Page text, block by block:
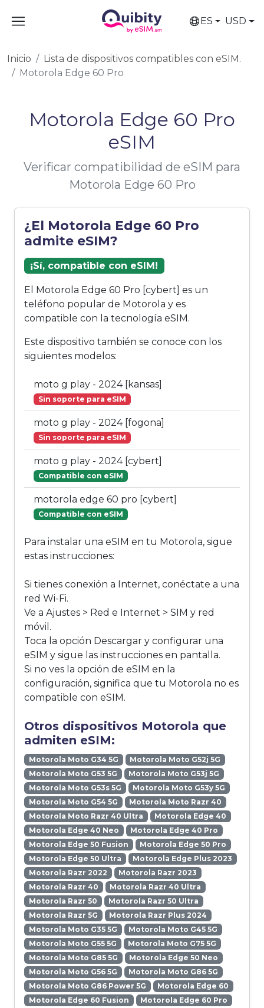
ES USD
Inicio
Lista de dispositivos compatibles con eSIM.
Motorola Edge 60 Pro
Motorola Edge 60 Pro
eSIM
Verificar compatibilidad de eSIM para
Motorola Edge 60 Pro
¿El Motorola Edge 60 Pro
admite eSIM?
¡Sí, compatible con eSIM!
El Motorola Edge 60 Pro [cybert] es un
teléfono popular de Motorola y es
compatible con la tecnología eSIM.
Este dispositivo también se conoce con los
siguientes modelos:
moto g play - 2024 [kansas]
Sin soporte para eSIM
moto g play - 2024 [fogona]
Sin soporte para eSIM
moto g play - 2024 [cybert]
Compatible con eSIM
motorola edge 60 pro [cybert]
Compatible con eSIM
Para instalar una eSIM en tu Motorola, sigue
estas instrucciones:
Si tienes conexión a Internet, conéctate a una
red Wi-Fi.
Ve a Ajustes > Red e Internet > SIM y red
móvil.
Toca la opción Descargar y configurar una
eSIM y sigue las instrucciones en pantalla.
Si no ves la opción de eSIM en la
configuración, significa que tu Motorola no es
compatible con eSIM.
Otros dispositivos Motorola que
admiten eSIM:
Motorola Moto G34 5G
Motorola Moto G52j 5G
Motorola Moto G53 5G
Motorola Moto G53j 5G
Motorola Moto G53s 5G
Motorola Moto G53y 5G
Motorola Moto G54 5G
Motorola Moto Razr 40
Motorola Moto Razr 40 Ultra
Motorola Edge 40
Motorola Edge 40 Neo
Motorola Edge 40 Pro
Motorola Edge 50 Fusion
Motorola Edge 50 Pro
Motorola Edge 50 Ultra
Motorola Edge Plus 2023
Motorola Razr 2022
Motorola Razr 2023
Motorola Razr 40
Motorola Razr 40 Ultra
Motorola Razr 50
Motorola Razr 50 Ultra
Motorola Razr 5G
Motorola Razr Plus 2024
Motorola Moto G35 5G
Motorola Moto G45 5G
Motorola Moto G55 5G
Motorola Moto G75 5G
Motorola Moto G85 5G
Motorola Edge 50 Neo
Motorola Moto G56 5G
Motorola Moto G86 5G
Motorola Moto G86 Power 5G
Motorola Edge 60
Motorola Edge 60 Fusion
Motorola Edge 60 Pro